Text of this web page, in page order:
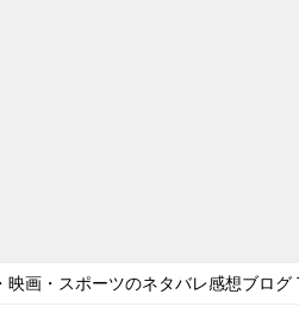
映画・スポーツのネタバレ感想ブログ